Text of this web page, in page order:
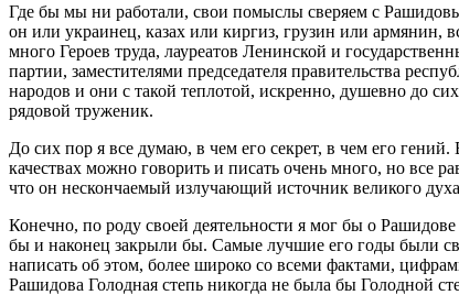
Где бы мы ни работали, свои помыслы сверяем с
он или украинец, казах или киргиз, грузин или армянин,
много Героев труда, лауреатов Ленинской и
партии, заместителями председателя правительства
народов и они с такой теплотой, искренно, душевно до
рядовой труженик.
До сих пор я все думаю, в чем его секрет, в чем его
качествах можно говорить и писать очень много, но все
что он нескончаемый излучающий источник великого
Конечно, по роду своей деятельности я мог бы о Рашидове
бы и наконец закрыли бы. Самые лучшие его годы были
написать об этом, более широко со всеми фактами,
Рашидова Голодная степь никогда не была бы Голодной